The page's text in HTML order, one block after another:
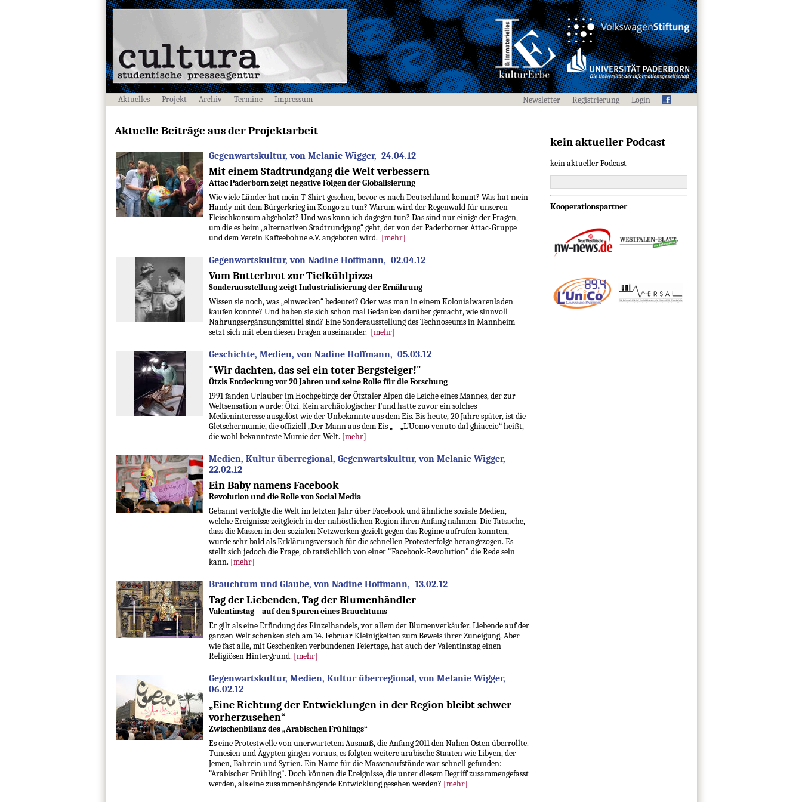
Aktuelles Projekt Archiv Termine Impressum Newsletter Registrierung Login
kein aktueller Podcast
kein aktueller Podcast
Kooperationspartner
Aktuelle Beiträge aus der Projektarbeit
Gegenwartskultur, von Melanie Wigger, 24.04.12
Mit einem Stadtrundgang die Welt verbessern
Attac Paderborn zeigt negative Folgen der Globalisierung
Wie viele Länder hat mein T-Shirt gesehen, bevor es nach Deutschland kommt? Was hat mein
Handy mit dem Bürgerkrieg im Kongo zu tun? Warum wird der Regenwald für unseren
Fleischkonsum abgeholzt? Und was kann ich dagegen tun? Das sind nur einige der Fragen,
um die es beim „alternativen Stadtrundgang“ geht, der von der Paderborner Attac-Gruppe
und dem Verein Kaffeebohne e.V. angeboten wird. [mehr]
Gegenwartskultur, von Nadine Hoffmann, 02.04.12
Vom Butterbrot zur Tiefkühlpizza
Sonderausstellung zeigt Industrialisierung der Ernährung
Wissen sie noch, was „einwecken“ bedeutet? Oder was man in einem Kolonialwarenladen
kaufen konnte? Und haben sie sich schon mal Gedanken darüber gemacht, wie sinnvoll
Nahrungsergänzungsmittel sind? Eine Sonderausstellung des Technoseums in Mannheim
setzt sich mit eben diesen Fragen auseinander. [mehr]
Geschichte, Medien, von Nadine Hoffmann, 05.03.12
"Wir dachten, das sei ein toter Bergsteiger!"
Ötzis Entdeckung vor 20 Jahren und seine Rolle für die Forschung
1991 fanden Urlauber im Hochgebirge der Ötztaler Alpen die Leiche eines Mannes, der zur
Weltsensation wurde: Ötzi. Kein archäologischer Fund hatte zuvor ein solches
Medieninteresse ausgelöst wie der Unbekannte aus dem Eis. Bis heute, 20 Jahre später, ist die
Gletschermumie, die offiziell „Der Mann aus dem Eis „ – „L’Uomo venuto dal ghiaccio“ heißt,
die wohl bekannteste Mumie der Welt. [mehr]
Medien, Kultur überregional, Gegenwartskultur, von Melanie Wigger,
22.02.12
Ein Baby namens Facebook
Revolution und die Rolle von Social Media
Gebannt verfolgte die Welt im letzten Jahr über Facebook und ähnliche soziale Medien,
welche Ereignisse zeitgleich in der nahöstlichen Region ihren Anfang nahmen. Die Tatsache,
dass die Massen in den sozialen Netzwerken gezielt gegen das Regime aufrufen konnten,
wurde sehr bald als Erklärungsversuch für die schnellen Protesterfolge herangezogen. Es
stellt sich jedoch die Frage, ob tatsächlich von einer "Facebook-Revolution" die Rede sein
kann. [mehr]
Brauchtum und Glaube, von Nadine Hoffmann, 13.02.12
Tag der Liebenden, Tag der Blumenhändler
Valentinstag – auf den Spuren eines Brauchtums
Er gilt als eine Erfindung des Einzelhandels, vor allem der Blumenverkäufer. Liebende auf der
ganzen Welt schenken sich am 14. Februar Kleinigkeiten zum Beweis ihrer Zuneigung. Aber
wie fast alle, mit Geschenken verbundenen Feiertage, hat auch der Valentinstag einen
Religiösen Hintergrund. [mehr]
Gegenwartskultur, Medien, Kultur überregional, von Melanie Wigger,
06.02.12
„Eine Richtung der Entwicklungen in der Region bleibt schwer
vorherzusehen“
Zwischenbilanz des „Arabischen Frühlings“
Es eine Protestwelle von unerwartetem Ausmaß, die Anfang 2011 den Nahen Osten überrollte.
Tunesien und Ägypten gingen voraus, es folgten weitere arabische Staaten wie Libyen, der
Jemen, Bahrein und Syrien. Ein Name für die Massenaufstände war schnell gefunden:
"Arabischer Frühling". Doch können die Ereignisse, die unter diesem Begriff zusammengefasst
werden, als eine zusammenhängende Entwicklung gesehen werden? [mehr]